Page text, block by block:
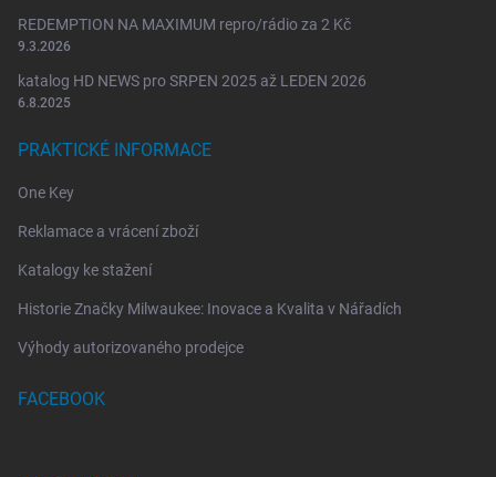
REDEMPTION NA MAXIMUM repro/rádio za 2 Kč
9.3.2026
katalog HD NEWS pro SRPEN 2025 až LEDEN 2026
6.8.2025
PRAKTICKÉ INFORMACE
One Key
Reklamace a vrácení zboží
Katalogy ke stažení
Historie Značky Milwaukee: Inovace a Kvalita v Nářadích
Výhody autorizovaného prodejce
FACEBOOK